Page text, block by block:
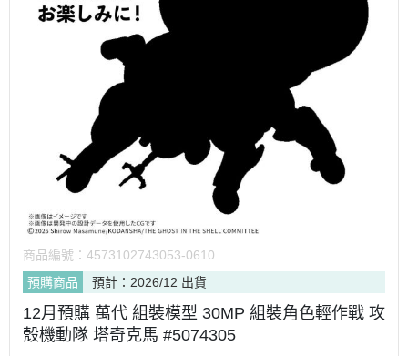
商品編號： 4573102743053-0610
預購商品
預計：2026/12 出貨
12月預購 萬代 組裝模型 30MP 組裝角色輕作戰 攻
殼機動隊 塔奇克馬 #5074305